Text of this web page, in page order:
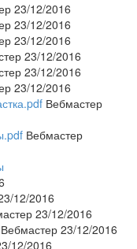
23/12/2016
23/12/2016
23/12/2016
23/12/2016
23/12/2016
23/12/2016
Вебмастер
Вебмастер
12/2016
23/12/2016
Вебмастер 23/12/2016
12/2016